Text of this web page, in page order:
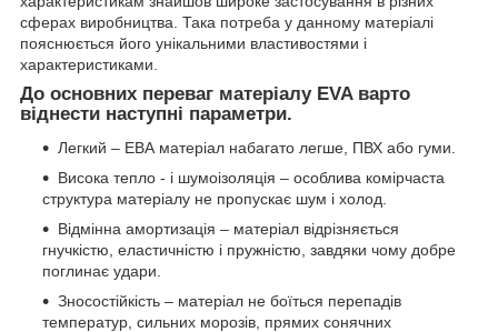
сферах виробництва. Така потреба у данному матеріалі
пояснюється його унікальними властивостями і
характеристиками.
До основних переваг матеріалу EVA варто
віднести наступні параметри.
Легкий – ЕВА матеріал набагато легше, ПВХ або гуми.
Висока тепло - і шумоізоляція – особлива комірчаста
структура матеріалу не пропускає шум і холод.
Відмінна амортизація – матеріал відрізняється
гнучкістю, еластичністю і пружністю, завдяки чому добре
поглинає удари.
Зносостійкість – матеріал не боїться перепадів
температур, сильних морозів, прямих сонячних